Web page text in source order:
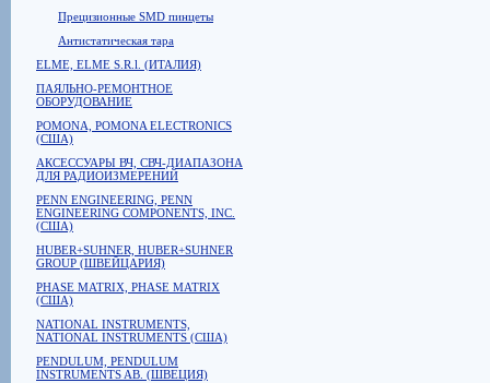
Прецизионные SMD пинцеты
Антистатическая тара
ELME, ELME S.R.l. (ИТАЛИЯ)
ПАЯЛЬНО-РЕМОНТНОЕ
ОБОРУДОВАНИЕ
POMONA, POMONA ELECTRONICS
(США)
АКСЕССУАРЫ ВЧ, СВЧ-ДИАПАЗОНА
ДЛЯ РАДИОИЗМЕРЕНИЙ
PENN ENGINEERING, PENN
ENGINEERING COMPONENTS, INC.
(США)
HUBER+SUHNER, HUBER+SUHNER
GROUP (ШВЕЙЦАРИЯ)
PHASE MATRIX, PHASE MATRIX
(США)
NATIONAL INSTRUMENTS,
NATIONAL INSTRUMENTS (США)
PENDULUM, PENDULUM
INSTRUMENTS AB. (ШВЕЦИЯ)